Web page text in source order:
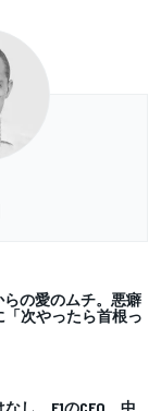
の愛のムチ。悪癖
次やったら首根っ
し。F1のCEO、中